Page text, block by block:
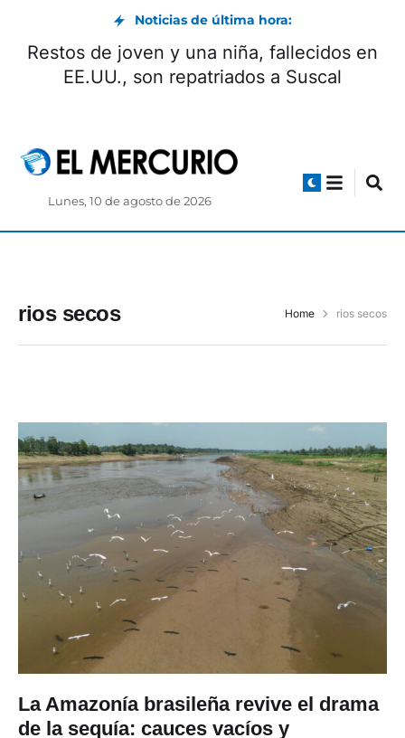
Noticias de última hora:
Restos de joven y una niña, fallecidos en
EE.UU., son repatriados a Suscal
Lunes, 10 de agosto de 2026
rios secos Home rios secos
La Amazonía brasileña revive el drama
de la sequía: cauces vacíos y